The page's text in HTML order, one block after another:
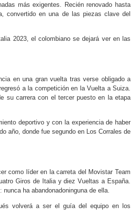
más exigentes. Recién renovado hasta
convertido en una de las piezas clave del
2023, el colombiano se dejará ver en las
en una gran vuelta tras verse obligado a
a la competición en la Vuelta a Suiza.
su carrera con el tercer puesto en la etapa
deportivo y con la experiencia de haber
año, donde fue segundo en Los Corrales de
como líder en la carreta del Movistar Team
Giros de Italia y diez Vueltas a España.
ha abandonadoninguna de ella.
volverá a ser el guía del equipo en los